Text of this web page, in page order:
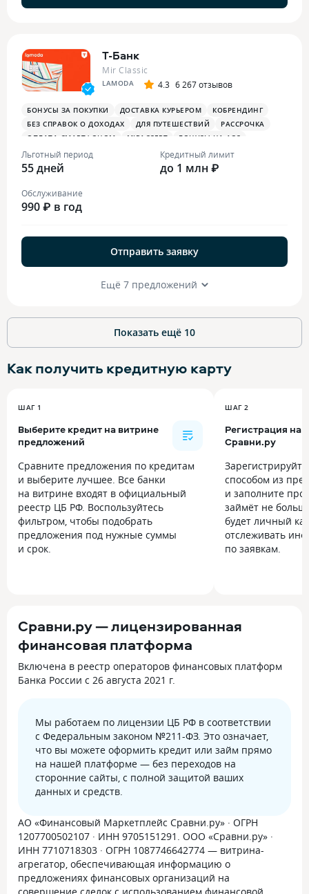
Т-Банк
Mir Classic
LAMODA 4.3 6 267 отзывов
БОНУСЫ ЗА ПОКУПКИ ДОСТАВКА КУРЬЕРОМ
КОБРЕНДИНГ
БЕЗ СПРАВОК О ДОХОДАХ
ДЛЯ ПУТЕШЕСТВИЙ
РАССРОЧКА
ОПЛАТА СМАРТФОНОМ
MIRACCEPT
БОНУСЫ НА АЗС
БОНУСЫ В РЕСТОРАНАХ
ПЛАТЕЖНЫЙ СТИКЕР
Льготный период
55 дней
Кредитный лимит
до 1 млн ₽
Обслуживание
990 ₽ в год
Отправить заявку
Ещё 7 предложений
Показать ещё 10
Как получить кредитную карту
ШАГ 1
Выберите кредит на витрине
предложений
Сравните предложения по кредитам
и выберите лучшее. Все банки
на витрине входят в официальный
реестр ЦБ РФ. Воспользуйтесь
фильтром, чтобы подобрать
предложения под нужные суммы
и срок.
ШАГ 2
Регистрация на
Сравни.ру
способом из
и заполните
займёт не
будет личный
отслеживать
по заявкам.
Сравни.ру — лицензированная
финансовая платформа
Включена в реестр операторов финансовых платформ
Банка России с 26 августа 2021 г.
Мы работаем по лицензии ЦБ РФ в соответствии
с Федеральным законом №211-ФЗ. Это означает,
что вы можете оформить кредит или займ прямо
на нашей платформе — без переходов на
сторонние сайты, с полной защитой ваших
данных и средств.
АО «Финансовый Маркетплейс Сравни.ру» · ОГРН
1207700502107 · ИНН 9705151291. ООО «Сравни.ру» ·
ИНН 7710718303 · ОГРН 1087746642774 — витрина-
агрегатор, обеспечивающая информацию о
предложениях финансовых организаций на
совершение сделок с использованием финансовой